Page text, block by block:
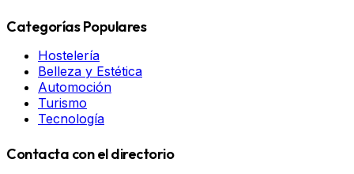
Categorías Populares
Hostelería
Belleza y Estética
Automoción
Turismo
Tecnología
Contacta con el directorio